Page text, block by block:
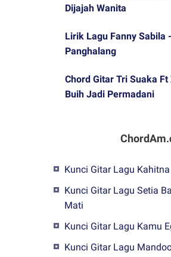
Dijajah Wanita
Lirik Lagu Fanny Sabila
Panghalang
Chord Gitar Tri Suaka
Buih Jadi Permadani
Kunci Gitar Lagu
Kunci Gitar Lagu Setia
Mati
Kunci Gitar Lagu Kamu
Kunci Gitar Lagu